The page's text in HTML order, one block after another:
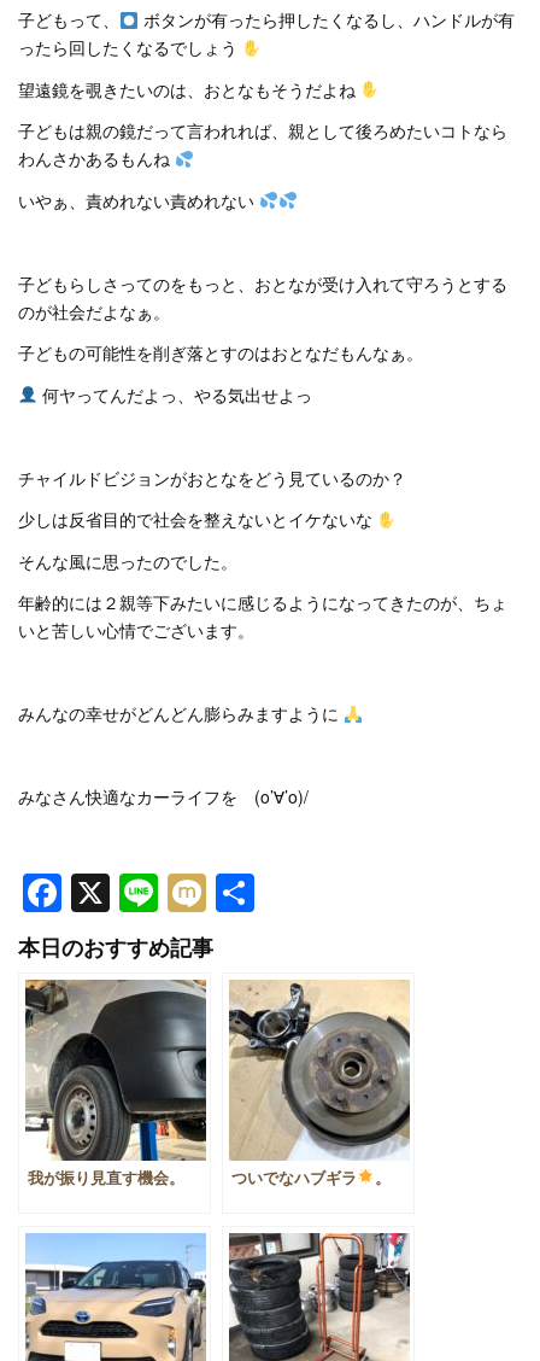
子どもって、
ボタンが有ったら押したくなるし、ハンドルが有
ったら回したくなるでしょう
望遠鏡を覗きたいのは、おとなもそうだよね
子どもは親の鏡だって言われれば、親として後ろめたいコトなら
わんさかあるもんね
いやぁ、責めれない責めれない
子どもらしさってのをもっと、おとなが受け入れて守ろうとする
のが社会だよなぁ。
子どもの可能性を削ぎ落とすのはおとなだもんなぁ。
何ヤってんだよっ、やる気出せよっ
チャイルドビジョンがおとなをどう見ているのか？
少しは反省目的で社会を整えないとイケないな
そんな風に思ったのでした。
年齢的には２親等下みたいに感じるようになってきたのが、ちょ
いと苦しい心情でございます。
みんなの幸せがどんどん膨らみますように
みなさん快適なカーライフを (o’∀’o)/
Facebook
X LineMixi
本日のおすすめ記事
我が振り見直す機会。 ついでなハブギラ 。